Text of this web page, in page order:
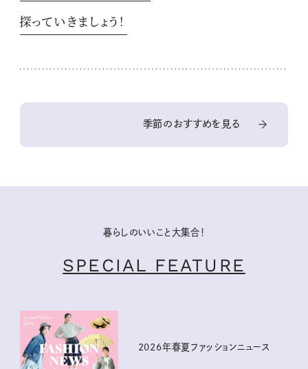
探っていきましょう！
季節のおすすめを見る
暮らしのいいこと大集合！
SPECIAL FEATURE
2026年春夏ファッションニュース